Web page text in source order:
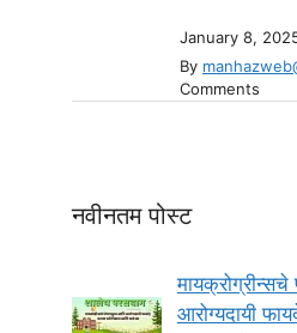
January 8,
By
Comments
नवीनतम पोस्ट
आरोग्यदायी